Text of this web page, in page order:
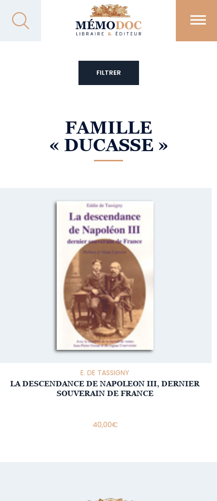
FAMILLE
« DUCASSE »
E. DE TASSIGNY
LA DESCENDANCE DE NAPOLEON III, DERNIER
SOUVERAIN DE FRANCE
40,00€
FILTRER